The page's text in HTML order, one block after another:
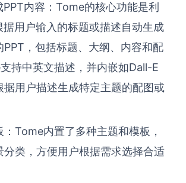
内容：Tome的核心功能是利
据用户输入的标题或描述自动生成
PPT，包括标题、大纲、内容和配
持中英文描述，并内嵌如Dall-E
据用户描述生成特定主题的配图或
Tome内置了多种主题和模板，
分类，方便用户根据需求选择合适